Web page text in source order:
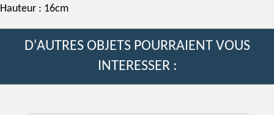
Hauteur : 16cm
D'AUTRES OBJETS POURRAIENT VOUS
INTERESSER :